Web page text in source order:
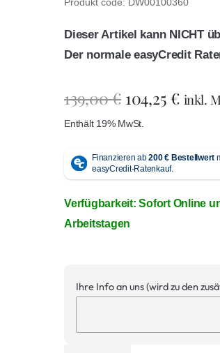
Dieser Artikel kann NICHT
Der normale easyCredit
139,00€ 104,25€ inkl.
Enthält 19% MwSt.
Verfügbarkeit: Sofort Online
Arbeitstagen
Ihre Info an uns (wird zu den